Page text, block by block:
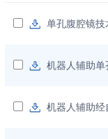
单孔腹腔镜
机器人辅助
机器人辅助